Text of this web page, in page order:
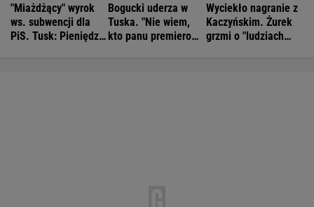
"Miażdżący" wyrok
ws. subwencji dla
PiS. Tusk: Pieniędzy
Bogucki uderza w
Tuska. "Nie wiem,
kto panu premierowi
Wyciekło nagranie z
Kaczyńskim. Żurek
grzmi o "ludziach